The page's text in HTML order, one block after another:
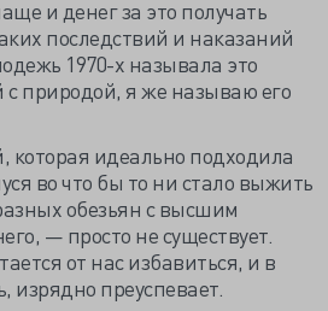
и денег за это получать
последствий и наказаний
1970-х называла это
с природой, я же называю его
которая идеально подходила
во что бы то ни стало выжить
обезьян с высшим
— просто не существует.
от нас избавиться, и в
изрядно преуспевает.